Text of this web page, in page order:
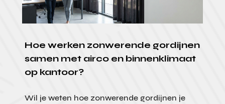
Hoe werken zonwerende gordijnen
samen met airco en binnenklimaat
op kantoor?
Wil je weten hoe zonwerende gordijnen je